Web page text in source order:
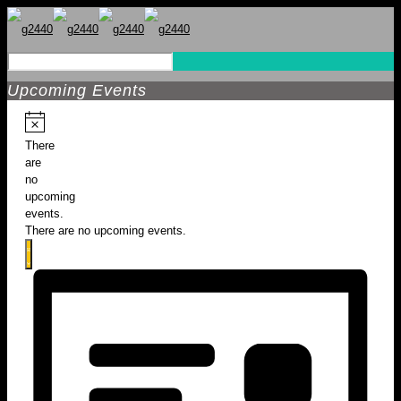
Upcoming Events
There
are
no
upcoming
events.
There are no upcoming events.
Views
Navigation
Event
Views
Navigation
List